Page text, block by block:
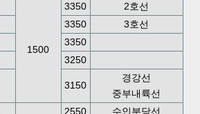
1500
3350
2호선
3350
3호선
3350
3250
3150
경강선
중부내륙선
2550
수인분당선